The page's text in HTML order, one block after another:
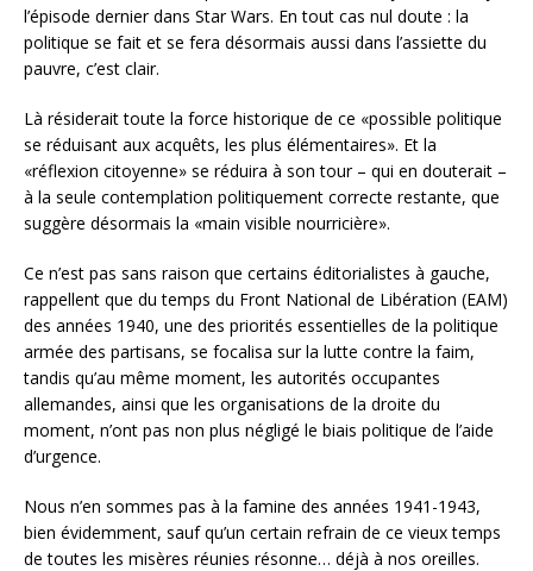
l’épisode dernier dans Star Wars. En tout cas nul doute : la
politique se fait et se fera désormais aussi dans l’assiette du
pauvre, c’est clair.
Là résiderait toute la force historique de ce «possible politique
se réduisant aux acquêts, les plus élémentaires». Et la
«réflexion citoyenne» se réduira à son tour – qui en douterait –
à la seule contemplation politiquement correcte restante, que
suggère désormais la «main visible nourricière».
Ce n’est pas sans raison que certains éditorialistes à gauche,
rappellent que du temps du Front National de Libération (EAM)
des années 1940, une des priorités essentielles de la politique
armée des partisans, se focalisa sur la lutte contre la faim,
tandis qu’au même moment, les autorités occupantes
allemandes, ainsi que les organisations de la droite du
moment, n’ont pas non plus négligé le biais politique de l’aide
d’urgence.
Nous n’en sommes pas à la famine des années 1941-1943,
bien évidemment, sauf qu’un certain refrain de ce vieux temps
de toutes les misères réunies résonne… déjà à nos oreilles.